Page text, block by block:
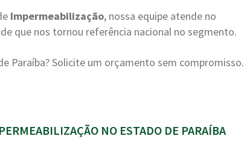
Impermeabilização, nossa equipe atende no
que nos tornou referência nacional no segmento.
Paraíba? Solicite um orçamento sem compromisso.
NO ESTADO DE PARAÍBA